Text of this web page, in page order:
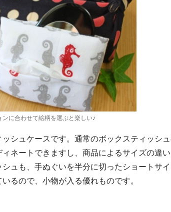
に合わせて絵柄を選ぶと楽しい♪
シュケースです。通常のボックスティッシ
ネートできますし、商品によるサイズの違
ュも、手ぬぐいを半分に切ったショートサ
るので、小物が入る優れものです。